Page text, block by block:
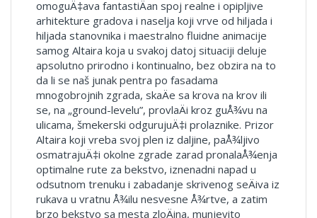
omoguÄ‡ava fantastiÄan spoj realne i opipljive
arhitekture gradova i naselja koji vrve od hiljada i
hiljada stanovnika i maestralno fluidne animacije
samog Altaira koja u svakoj datoj situaciji deluje
apsolutno prirodno i kontinualno, bez obzira na to
da li se naš junak pentra po fasadama
mnogobrojnih zgrada, skaÄe sa krova na krov ili
se, na „ground-levelu”, provlaÄi kroz guÅ¾vu na
ulicama, šmekerski odgurujuÄ‡i prolaznike. Prizor
Altaira koji vreba svoj plen iz daljine, paÅ¾ljivo
osmatrajuÄ‡i okolne zgrade zarad pronalaÅ¾enja
optimalne rute za bekstvo, iznenadni napad u
odsutnom trenuku i zabadanje skrivenog seÄiva iz
rukava u vratnu Å¾ilu nesvesne Å¾rtve, a zatim
brzo bekstvo sa mesta zloÄina, munjevito